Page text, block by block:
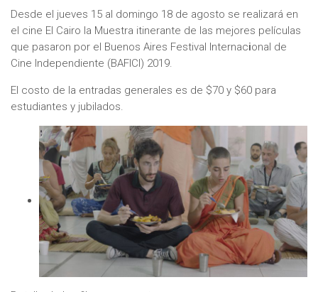
Desde el jueves 15 al domingo 18 de agosto se realizará en
el cine El Cairo la Muestra itinerante de las mejores películas
que pasaron por el Buenos Aires Festival Internacional de
Cine Independiente (BAFICI) 2019.
El costo de la entradas generales es de $70 y $60 para
estudiantes y jubilados.